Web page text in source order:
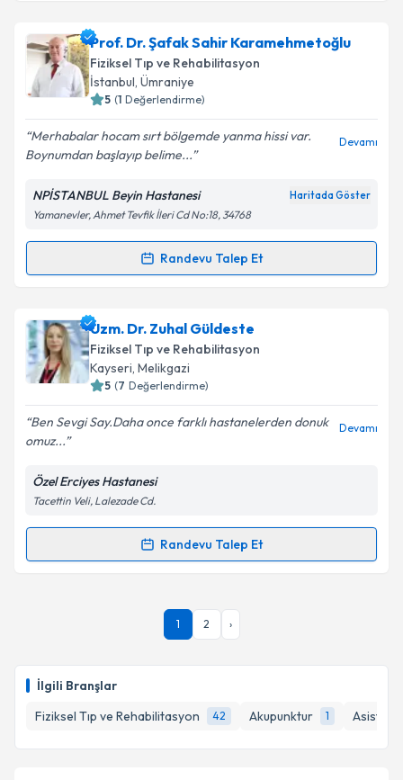
İlgili Branşlar
Fiziksel Tıp ve Rehabilitasyon
42 Akupunktur 1 Asistan
Uzm. Dr. Ersin Şahiniçin randevu takvimi talebi
oluşturun. Size bu uzmandan randevu almanız için bir
takvim hazırlandığında e-posta ile bilgilendireceğiz.
Kişisel verilerimin işlenmesine ilişkin
Aydınlatma
Metni'ni okudum ve kişisel verilerimin belirtilen
kapsamda işlenmesini kabul ediyorum.
Prof. Dr. Şafak Sahir Karamehmetoğlu
Fiziksel Tıp ve Rehabilitasyon
İstanbul, Ümraniye
5 (1 Değerlendirme)
Merhabalar hocam sırt bölgemde yanma hissi var.
Boynumdan başlayıp belime...
Devamı
NPİSTANBUL Beyin Hastanesi Haritada Göster
Yamanevler, Ahmet Tevfik İleri Cd No:18, 34768
Randevu Talep Et
Randevu Takvimi Talebi
Prof. Dr. Şafak Sahir Karamehmetoğlu
randevu takvimi talebi oluşturun. Size bu uzmandan
randevu almanız için bir takvim hazırlandığında e-
posta ile bilgilendireceğiz.
E-posta Adresiniz
Kişisel verilerimin işlenmesine ilişkin
Metni'ni okudum ve kişisel verilerimin belirtilen
kapsamda işlenmesini kabul ediyorum.
Uzm. Dr. Zuhal Güldeste
Fiziksel Tıp ve Rehabilitasyon
Kayseri, Melikgazi
5 (7 Değerlendirme)
Ben Sevgi Say.Daha once farklı hastanelerden donuk
omuz...
Devamı
Özel Erciyes Hastanesi
Tacettin Veli, Lalezade Cd.
Randevu Talep Et
Randevu Takvimi Talebi
Uzm. Dr. Zuhal Güldesteiçin randevu takvimi talebi
oluşturun. Size bu uzmandan randevu almanız için bir
E-posta Adresiniz
1 2 ›